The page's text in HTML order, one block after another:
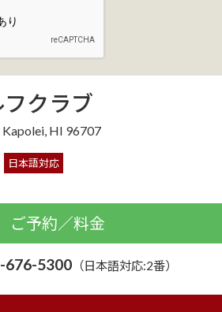
クラブ
HI 96707
日本語対応
ご予約／料金
676-5300（日本語対応:2番）